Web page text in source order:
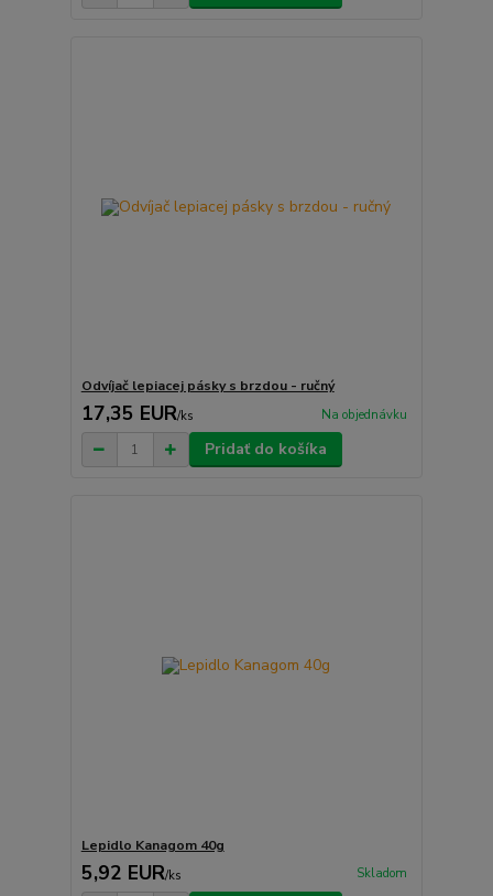
Odvíjač lepiacej pásky s brzdou - ručný
17,35 EUR/ks Na objednávku
Pridať do košíka
Lepidlo Kanagom 40g
5,92 EUR/ks Skladom